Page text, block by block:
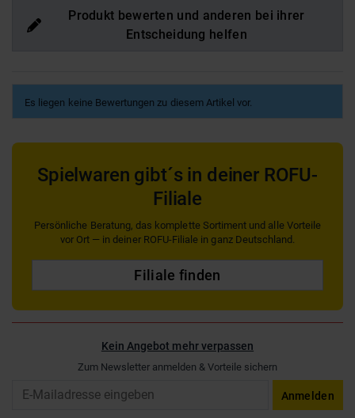
Produkt bewerten und anderen bei ihrer
Entscheidung helfen
Es liegen keine Bewertungen zu diesem Artikel vor.
Spielwaren gibt´s in deiner ROFU-
Filiale
Persönliche Beratung, das komplette Sortiment und alle Vorteile
vor Ort — in deiner ROFU-Filiale in ganz Deutschland.
Filiale finden
Kein Angebot mehr verpassen
Zum Newsletter anmelden & Vorteile sichern
Anmelden